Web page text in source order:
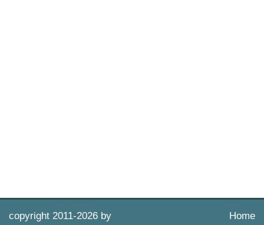
copyright 2011-2026 by
Home